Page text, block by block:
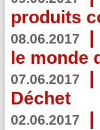
produits
08.06.2017 |
le monde
07.06.2017 |
Déchet
02.06.2017 |